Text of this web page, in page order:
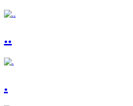
..
.